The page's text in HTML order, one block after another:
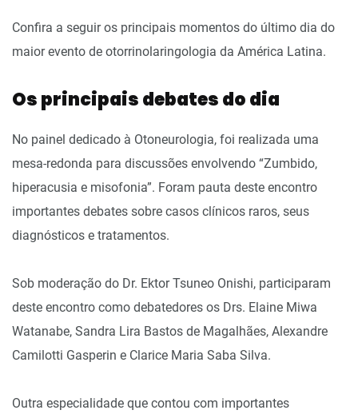
Confira a seguir os principais momentos do último dia do
maior evento de otorrinolaringologia da América Latina.
Os principais debates do dia
No painel dedicado à Otoneurologia, foi realizada uma
mesa-redonda para discussões envolvendo “Zumbido,
hiperacusia e misofonia”. Foram pauta deste encontro
importantes debates sobre casos clínicos raros, seus
diagnósticos e tratamentos.
Sob moderação do Dr. Ektor Tsuneo Onishi, participaram
deste encontro como debatedores os Drs. Elaine Miwa
Watanabe, Sandra Lira Bastos de Magalhães, Alexandre
Camilotti Gasperin e Clarice Maria Saba Silva.
Outra especialidade que contou com importantes